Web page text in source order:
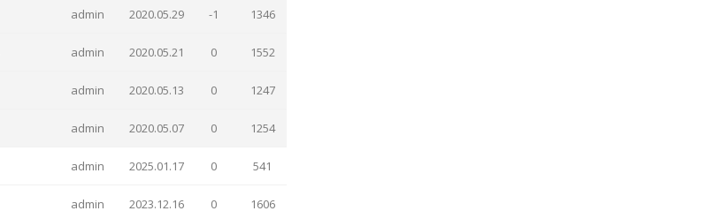
admin 2020.05.29 -1 1346
admin 2020.05.21 0 1552
admin 2020.05.13 0 1247
admin 2020.05.07 0 1254
admin 2025.01.17 0 541
admin 2023.12.16 0 1606